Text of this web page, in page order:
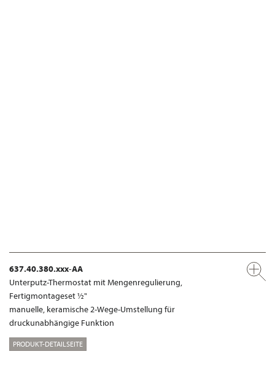
637.40.380.xxx-AA
Unterputz-Thermostat mit Mengenregulierung,
Fertigmontageset ½"
manuelle, keramische 2-Wege-Umstellung für
druckunabhängige Funktion
PRODUKT-DETAILSEITE